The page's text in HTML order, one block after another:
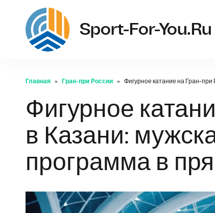
Sport-For-You.ru
Главная Гран-при России Фигурное катание на Гран-при
Фигурное
в Казани:
программа в